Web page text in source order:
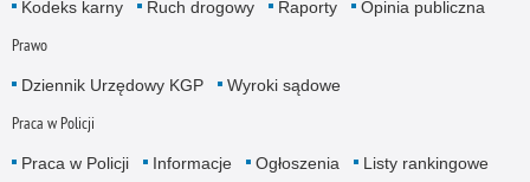
Kodeks karny
Ruch drogowy Raporty Opinia publiczna
Prawo
Dziennik Urzędowy KGP Wyroki sądowe
Praca w Policji
Praca w Policji Informacje Ogłoszenia
Listy rankingowe